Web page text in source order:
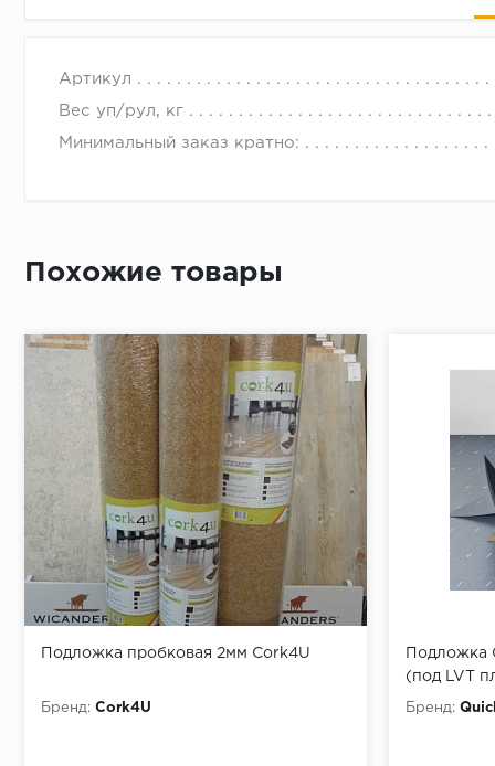
Артикул
Вес уп/рул, кг
Минимальный заказ кратно:
Похожие товары
Подложка пробковая 2мм Cork4U
Бренд: Cork4U
Подложка
(под LVT
Бренд: